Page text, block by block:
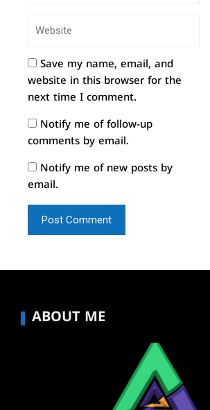
Save my name, email, and
website in this browser for the
next time I comment.
Notify me of follow-up
comments by email.
Notify me of new posts by
email.
ABOUT ME